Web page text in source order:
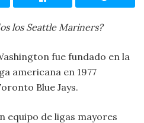
los Seattle Mariners?
fue fundado en la
americana en 1977
Blue Jays.
equipo de ligas mayores